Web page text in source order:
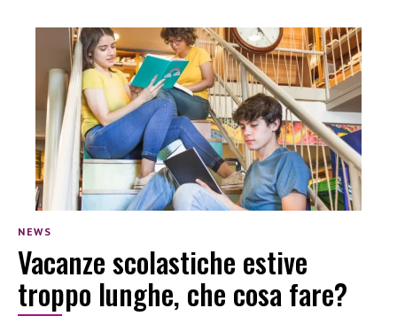
NEWS
Vacanze scolastiche estive
troppo lunghe, che cosa fare?